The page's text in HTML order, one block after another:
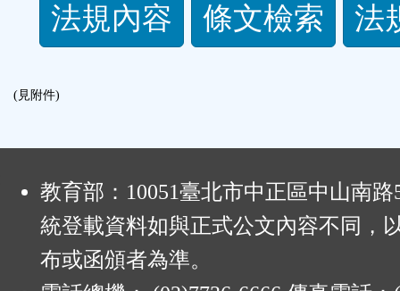
規
功
能
按
鈕
區
法規內容 條文檢索 法
(見附件)
教育部：10051臺北市中正區中山南
統登載資料如與正式公文內容不同，
布或函頒者為準。